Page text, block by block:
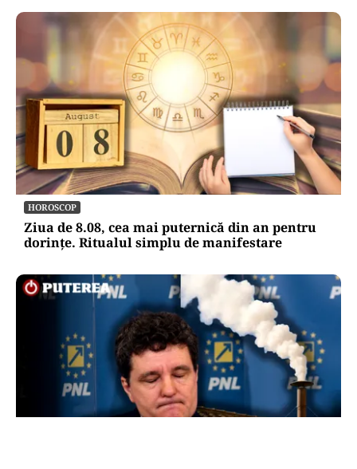
HOROSCOP
Ziua de 8.08, cea mai puternică din an pentru
dorințe. Ritualul simplu de manifestare